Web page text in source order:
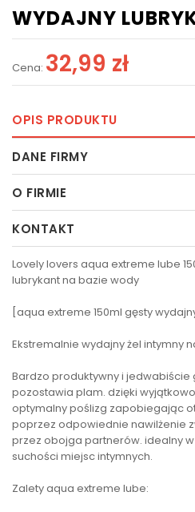
WYDAJNY
Cena: 32,99 zł
OPIS PRODUKTU
DANE FIRMY
O FIRMIE
KONTAKT
Lovely lovers aqua extreme lube
lubrykant na bazie wody
[aqua extreme 150ml gęsty
Ekstremalnie wydajny żel intymny
Bardzo produktywny i jedwabiście
pozostawia plam. dzięki
optymalny poślizg zapobiegając
poprzez odpowiednie nawilżenie
przez obojga partnerów. idealny
suchości miejsc intymnych.
Zalety aqua extreme lube: